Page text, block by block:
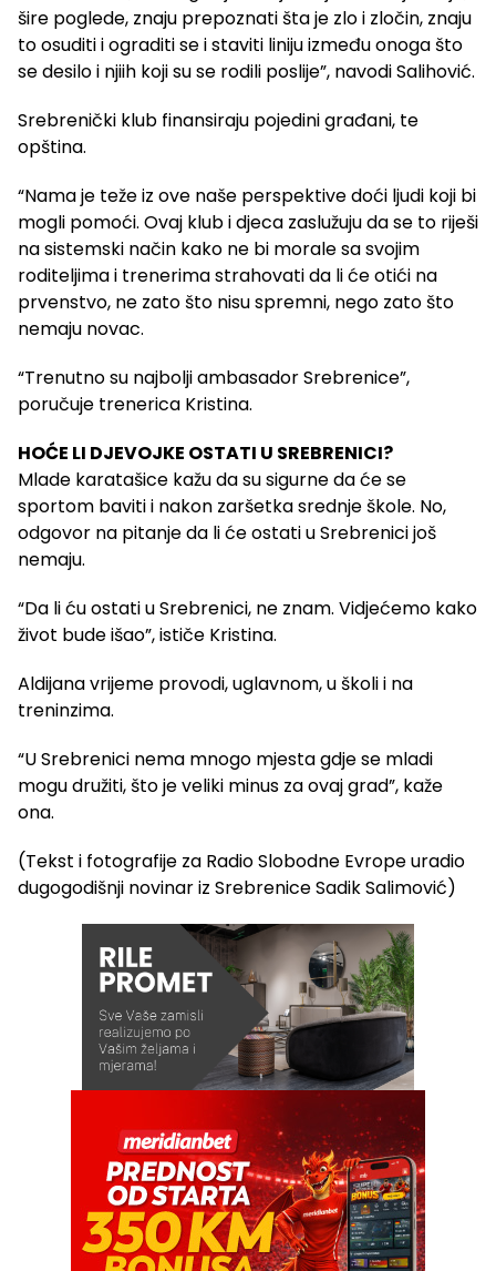
šire poglede, znaju prepoznati šta je zlo i zločin, znaju
to osuditi i ograditi se i staviti liniju između onoga što
se desilo i njiih koji su se rodili poslije”, navodi Salihović.
Srebrenički klub finansiraju pojedini građani, te
opština.
“Nama je teže iz ove naše perspektive doći ljudi koji bi
mogli pomoći. Ovaj klub i djeca zaslužuju da se to riješi
na sistemski način kako ne bi morale sa svojim
roditeljima i trenerima strahovati da li će otići na
prvenstvo, ne zato što nisu spremni, nego zato što
nemaju novac.
“Trenutno su najbolji ambasador Srebrenice”,
poručuje trenerica Kristina.
HOĆE LI DJEVOJKE OSTATI U SREBRENICI?
Mlade karatašice kažu da su sigurne da će se
sportom baviti i nakon zaršetka srednje škole. No,
odgovor na pitanje da li će ostati u Srebrenici još
nemaju.
“Da li ću ostati u Srebrenici, ne znam. Vidjećemo kako
život bude išao”, ističe Kristina.
Aldijana vrijeme provodi, uglavnom, u školi i na
treninzima.
“U Srebrenici nema mnogo mjesta gdje se mladi
mogu družiti, što je veliki minus za ovaj grad”, kaže
ona.
(Tekst i fotografije za Radio Slobodne Evrope uradio
dugogodišnji novinar iz Srebrenice Sadik Salimović)